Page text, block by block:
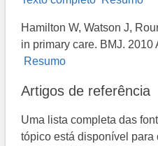
Hamilton W, Watson J,
in primary care. BMJ. 2010
Resumo
Artigos de referência
Uma lista completa das
tópico está disponível